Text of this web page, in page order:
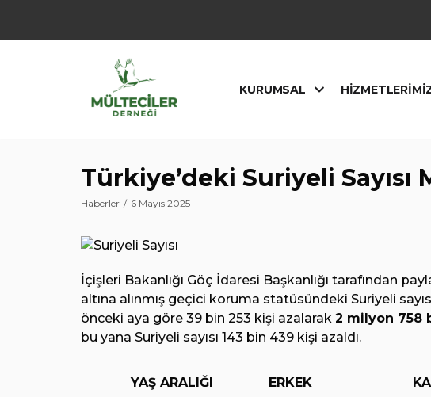
geç
KURUMSAL
Türkiye’deki Suriyeli Sayısı
Haberler 6 Mayıs 2025
İçişleri Bakanlığı Göç İdaresi Başkanlığı tarafından
altına alınmış geçici koruma statüsündeki Suriyeli
önceki aya göre 39 bin 253 kişi azalarak 2 milyon 758
bu yana Suriyeli sayısı 143 bin 439 kişi azaldı.
YAŞ ARALIĞI ERKEK